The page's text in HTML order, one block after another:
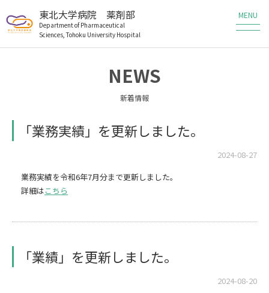
東北大学病院 薬剤部
Department of Pharmaceutical
Sciences, Tohoku University Hospital
メンバー
患者さんへ
NEWS
新着情報
「業務実績」を更新しました。
2024-08-27
業務実績を令和6年7月分まで更新しました。
詳細はこちら
「業績」を更新しました。
2024-08-20